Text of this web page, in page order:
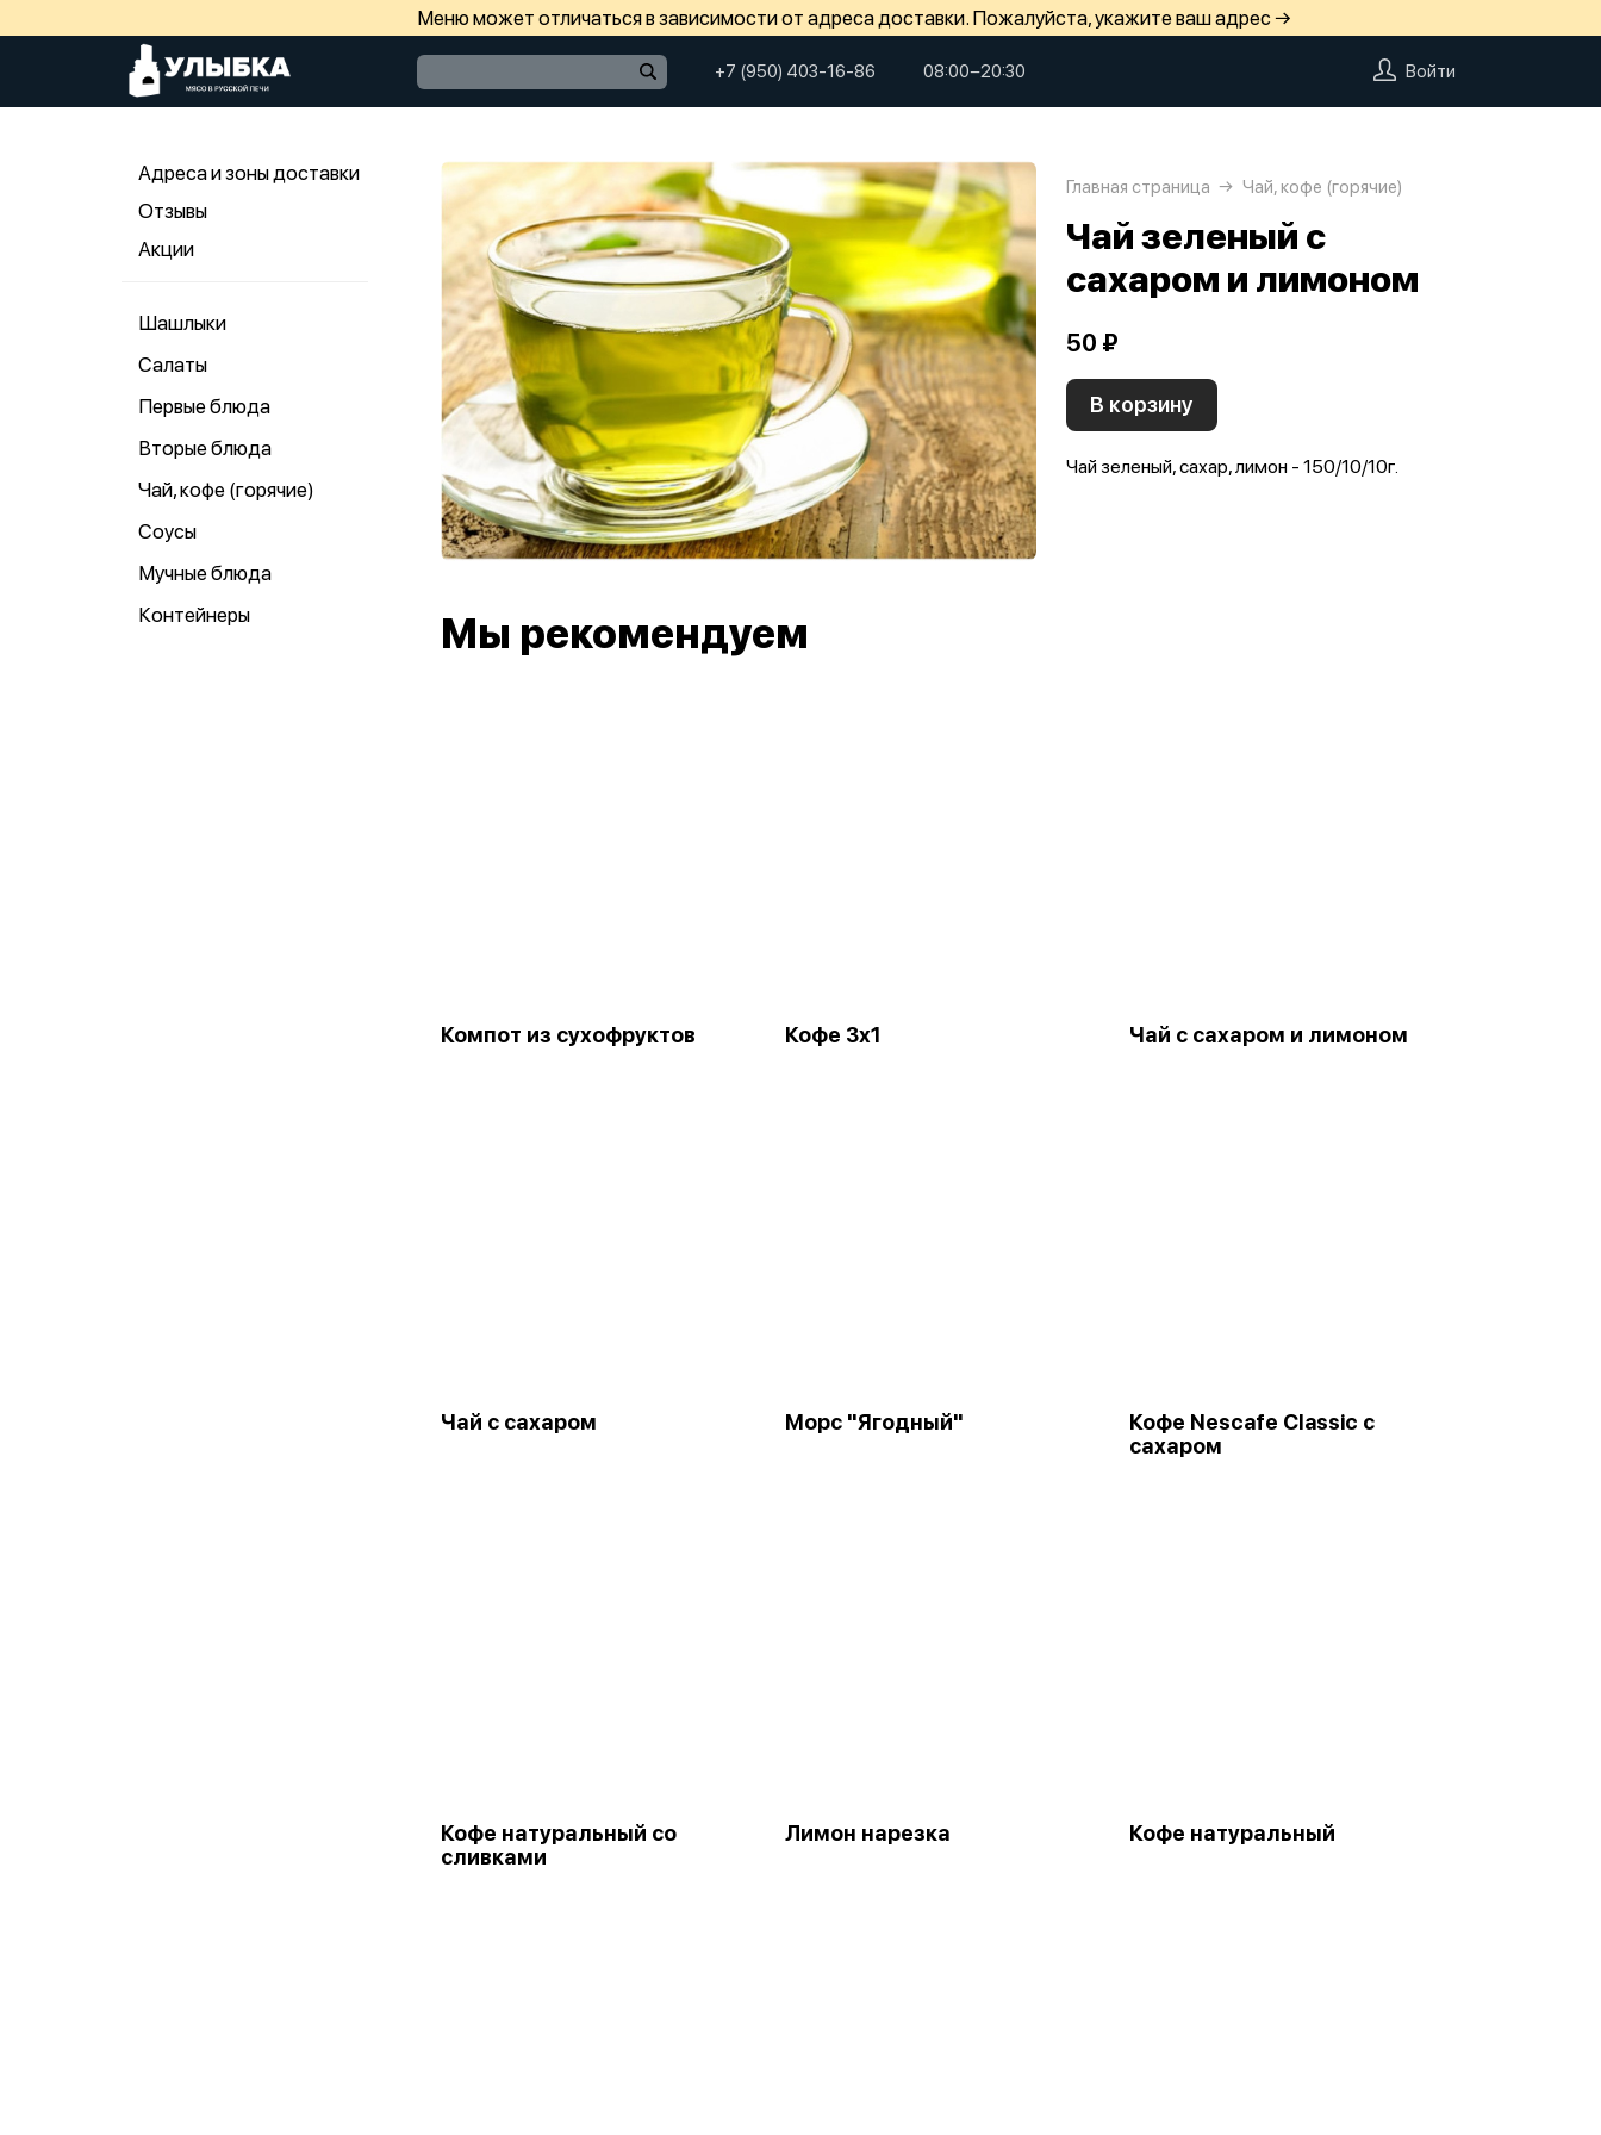
Меню может отличаться в зависимости от адреса доставки. Пожалуйста, укажите ваш адрес →
+7 (950) 403-16-86 08:00−20:30 Войти
Адреса и зоны доставки
Отзывы
Акции
Шашлыки
Салаты
Первые блюда
Вторые блюда
Чай, кофе (горячие)
Соусы
Мучные блюда
Контейнеры
Главная страница Чай, кофе (горячие)
Чай зеленый с
сахаром и лимоном
50 ₽
В корзину
Чай зеленый, сахар, лимон - 150/10/10г.
Мы рекомендуем
Компот из сухофруктов Кофе 3х1 Чай с сахаром и лимоном
Чай с сахаром Морс "Ягодный"
Кофе Nescafe Classic с
сахаром
Кофе натуральный со
сливками
Лимон нарезка Кофе натуральный